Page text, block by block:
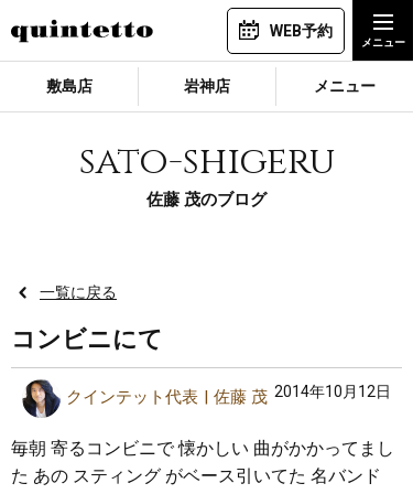
WEB予約
敷島店 岩神店 メニュー
sato-shigeru
佐藤 茂のブログ
一覧に戻る
コンビニにて
クインテット代表 佐藤 茂 2014年10月12日
毎朝 寄るコンビニで 懐かしい 曲がかかってまし
た あの スティング がベース引いてた 名バンド